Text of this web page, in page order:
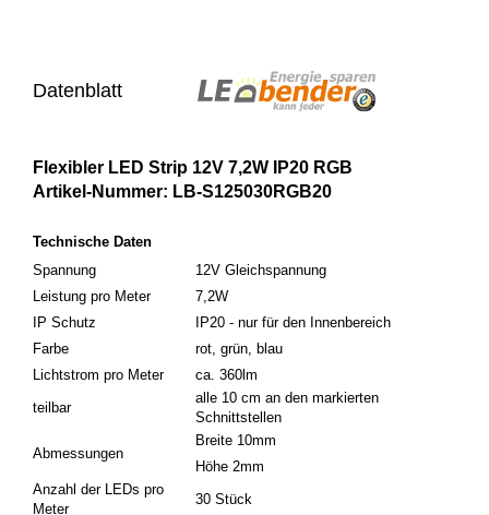
Datenblatt
Flexibler LED Strip 12V 7,2W IP20 RGB
Artikel-Nummer: LB-S125030RGB20
Technische Daten
Spannung
12V Gleichspannung
Leistung pro Meter
7,2W
IP Schutz
IP20 - nur für den Innenbereich
Farbe
rot, grün, blau
Lichtstrom pro Meter
ca. 360lm
teilbar
alle 10 cm an den markierten
Schnittstellen
Abmessungen
Breite 10mm
Höhe 2mm
Anzahl der LEDs pro
Meter
30 Stück